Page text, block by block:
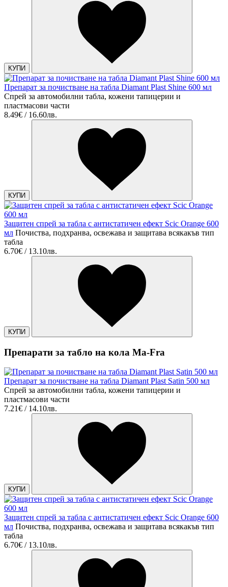
КУПИ
Препарат за почистване на табла Diamant Plast Shine 600 мл
Спрей за автомобилни табла, кожени тапицерии и
пластмасови части
8.49€ / 16.60лв.
КУПИ
Защитен спрей за табла с антистатичен ефект Scic Orange 600
мл Почиства, подхранва, освежава и защитава всякакъв тип
табла
6.70€ / 13.10лв.
КУПИ
Препарати за табло на кола Ma-Fra
Препарат за почистване на табла Diamant Plast Satin 500 мл
Спрей за автомобилни табла, кожени тапицерии и
пластмасови части
7.21€ / 14.10лв.
КУПИ
Защитен спрей за табла с антистатичен ефект Scic Orange 600
мл Почиства, подхранва, освежава и защитава всякакъв тип
табла
6.70€ / 13.10лв.